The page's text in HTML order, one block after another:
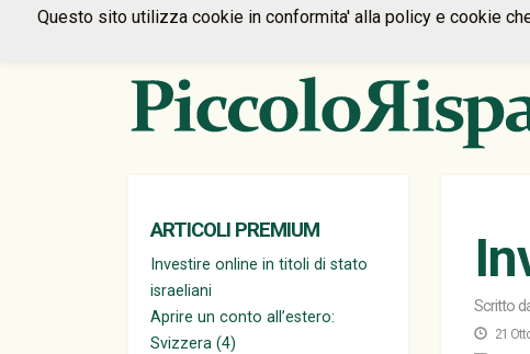
ARTICOLI PREMIUM
Investire online in titoli di stato
israeliani
Aprire un conto all’estero:
Svizzera (4)
Scritto
21
Questo sito utilizza cookie in conformita' alla policy e cookie